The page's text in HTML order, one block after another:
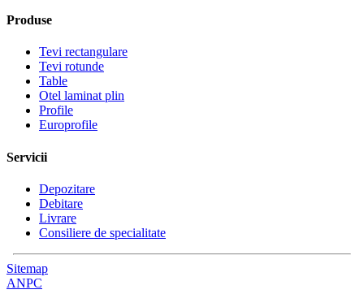
Produse
Tevi rectangulare
Tevi rotunde
Table
Otel laminat plin
Profile
Europrofile
Servicii
Depozitare
Debitare
Livrare
Consiliere de specialitate
Sitemap
ANPC